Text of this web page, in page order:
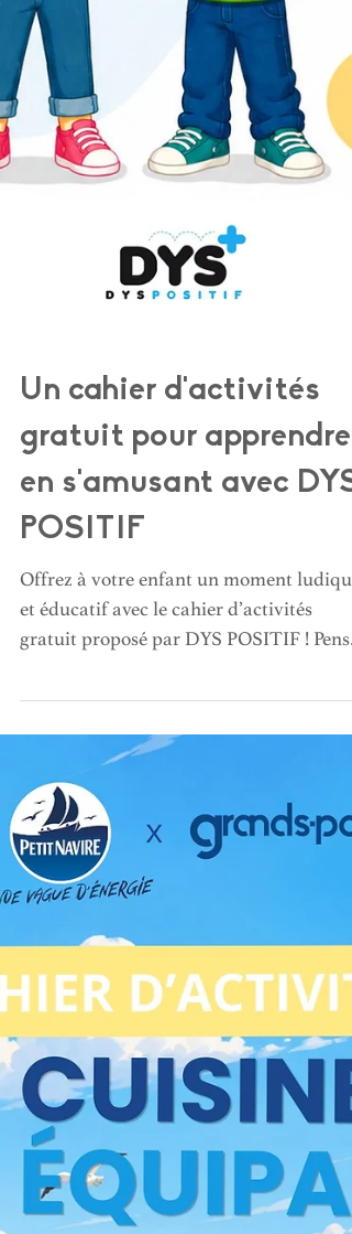
Un cahier d'activités
gratuit pour apprendre
en s'amusant avec DYS
POSITIF
Offrez à votre enfant un moment ludique
et éducatif avec le cahier d’activités
pour développer l’attention, la mémoire,
la logique et l’observation, ce cahier
accompagne les enfants dans leurs
apprentissages grâce à des jeux variés et
accessibles. Cherche et trouve,
labyrinthes, coloriages magiques,
exercices de concentration… autant
s’amusant et renforcer la confiance en